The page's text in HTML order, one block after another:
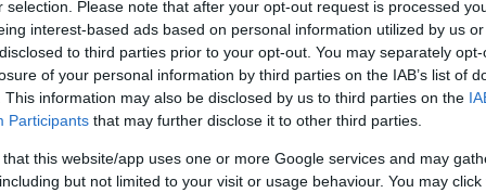
selection. Please note that after your opt-out request is processed
interest-based ads based on personal information utilized by us
to third parties prior to your opt-out. You may separately
of your personal information by third parties on the IAB’s list of
This information may also be disclosed by us to third parties on the
Participants that may further disclose it to other third parties.
that this website/app uses one or more Google services and may
but not limited to your visit or usage behaviour. You may
ξεπερνώντας την αδράνεια που τόσα χρόνια μας
του τόπου, που είναι η χωροθέτηση του ΧΥΤΥ
τα χρήματα σε μια χρεοκοπημένη Ελλάδα δεν είναι
τόσoσημαντικών και υψηλού προϋπολογισμού έργων
η τελευταία μας ευκαιρία.